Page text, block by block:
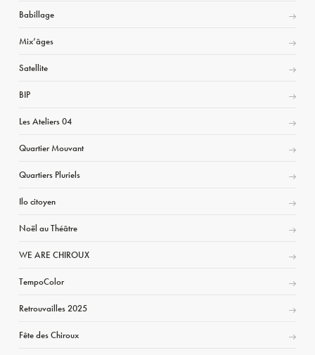
Babillage
Mix’âges
Satellite
BIP
Les Ateliers 04
Quartier Mouvant
Quartiers Pluriels
Ilo citoyen
Noël au Théâtre
WE ARE CHIROUX
TempoColor
Retrouvailles 2025
Fête des Chiroux